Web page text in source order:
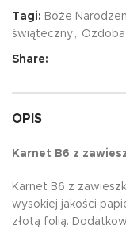
Tagi: Boże
świąteczny , Ozdoba
Share:
OPIS
Karnet B6 z
Karnet B6 z
wysokiej jakości
złotą folią.